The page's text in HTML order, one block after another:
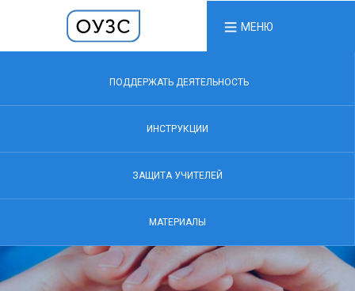
МЕНЮ
ПОДДЕРЖАТЬ ДЕЯТЕЛЬНОСТЬ
ИНСТРУКЦИИ
ЗАЩИТА УЧИТЕЛЕЙ
МАТЕРИАЛЫ